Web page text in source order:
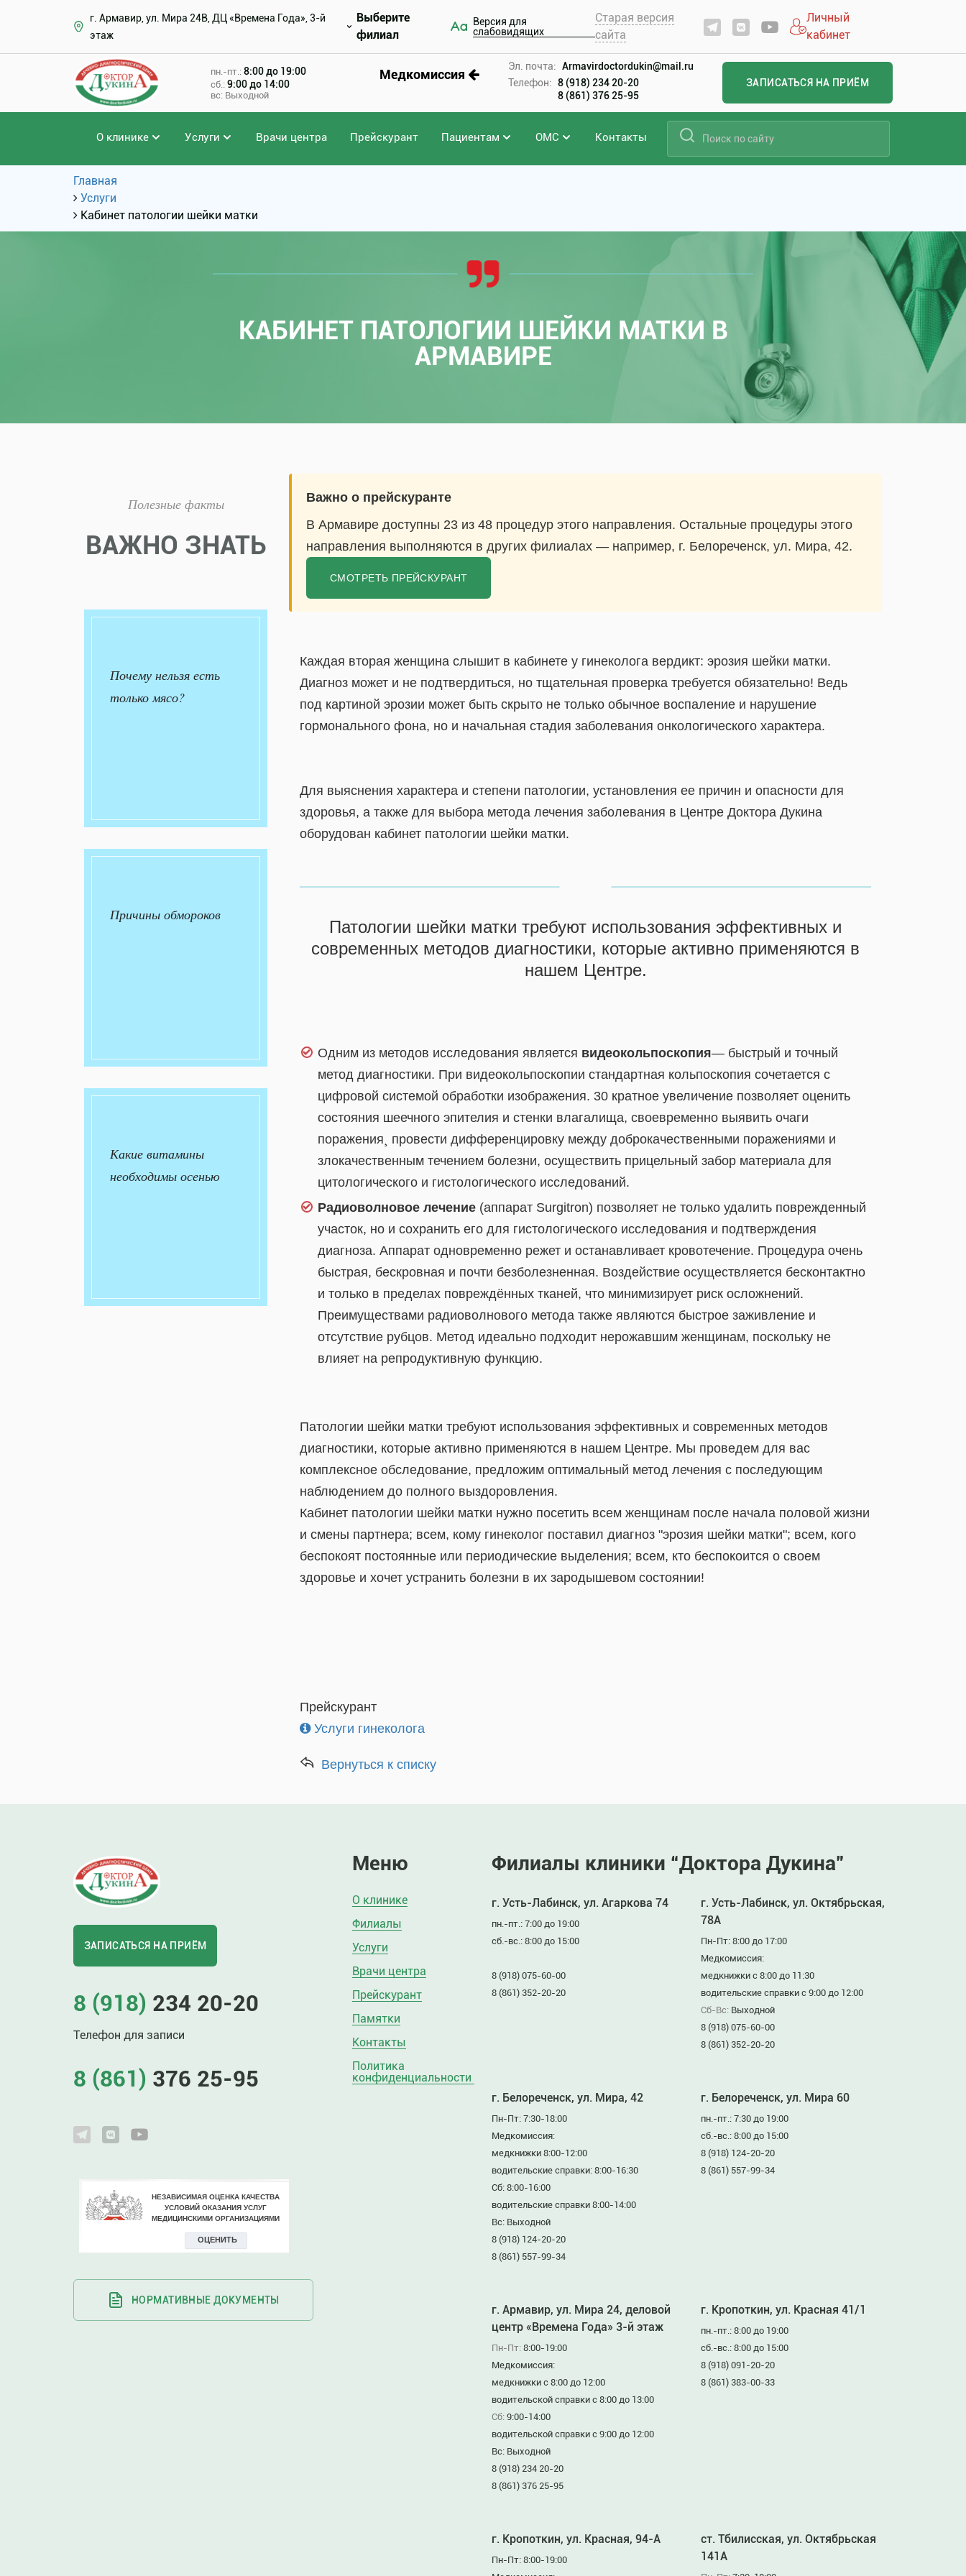
г. Армавир, ул. Мира 24В, ДЦ «Времена Года», 3-й
этаж
Выберите
филиал
Версия для
слабовидящих
Старая версия
сайта
Личный
кабинет
пн.-пт.:8:00 до 19:00
сб.:9:00 до 14:00
вс: Выходной
Медкомиссия
Эл. почта: Armavirdoctordukin@mail.ru
Телефон: 8 (918) 234 20-20
8 (861) 376 25-95
ЗАПИСАТЬСЯ НА ПРИЁМ
О клинике Услуги Врачи центра Прейскурант Пациентам ОМС Контакты
Главная
Услуги
Кабинет патологии шейки матки
КАБИНЕТ ПАТОЛОГИИ ШЕЙКИ МАТКИ В
АРМАВИРЕ
Важно о прейскуранте
В Армавире доступны 23 из 48 процедур этого направления. Остальные процедуры этого
направления выполняются в других филиалах — например, г. Белореченск, ул. Мира, 42.
СМОТРЕТЬ ПРЕЙСКУРАНТ
Каждая вторая женщина слышит в кабинете у гинеколога вердикт: эрозия шейки матки.
Диагноз может и не подтвердиться, но тщательная проверка требуется обязательно! Ведь
под картиной эрозии может быть скрыто не только обычное воспаление и нарушение
гормонального фона, но и начальная стадия заболевания онкологического характера.
Для выяснения характера и степени патологии, установления ее причин и опасности для
здоровья, а также для выбора метода лечения заболевания в Центре Доктора Дукина
оборудован кабинет патологии шейки матки.
Патологии шейки матки требуют использования эффективных и
современных методов диагностики, которые активно применяются в
нашем Центре.
Одним из методов исследования является видеокольпоскопия— быстрый и точный
метод диагностики. При видеокольпоскопии стандартная кольпоскопия сочетается с
цифровой системой обработки изображения. 30 кратное увеличение позволяет оценить
состояния шеечного эпителия и стенки влагалища, своевременно выявить очаги
поражения¸ провести дифференцировку между доброкачественными поражениями и
злокачественным течением болезни, осуществить прицельный забор материала для
цитологического и гистологического исследований.
Радиоволновое лечение (аппарат Surgitron) позволяет не только удалить поврежденный
участок, но и сохранить его для гистологического исследования и подтверждения
диагноза. Аппарат одновременно режет и останавливает кровотечение. Процедура очень
быстрая, бескровная и почти безболезненная. Воздействие осуществляется бесконтактно
и только в пределах повреждённых тканей, что минимизирует риск осложнений.
Преимуществами радиоволнового метода также являются быстрое заживление и
отсутствие рубцов. Метод идеально подходит нерожавшим женщинам, поскольку не
влияет на репродуктивную функцию.
Патологии шейки матки требуют использования эффективных и современных методов
диагностики, которые активно применяются в нашем Центре. Мы проведем для вас
комплексное обследование, предложим оптимальный метод лечения с последующим
наблюдением до полного выздоровления.
Кабинет патологии шейки матки нужно посетить всем женщинам после начала половой жизни
и смены партнера; всем, кому гинеколог поставил диагноз "эрозия шейки матки"; всем, кого
беспокоят постоянные или периодические выделения; всем, кто беспокоится о своем
здоровье и хочет устранить болезни в их зародышевом состоянии!
Прейскурант
Услуги гинеколога
Вернуться к списку
Полезные факты
ВАЖНО ЗНАТЬ
Почему нельзя есть
только мясо?
Причины обмороков
Какие витамины
необходимы осенью
ЗАПИСАТЬСЯ НА ПРИЁМ
8 (918) 234 20-20
Телефон для записи
8 (861) 376 25-95
НОРМАТИВНЫЕ ДОКУМЕНТЫ
Меню
О клинике
Филиалы
Услуги
Врачи центра
Прейскурант
Памятки
Контакты
Политика
конфиденциальности
Филиалы клиники “Доктора Дукина”
г. Усть-Лабинск, ул. Агаркова 74
пн.-пт.: 7:00 до 19:00
сб.-вс.: 8:00 до 15:00
8 (918) 075-60-00
8 (861) 352-20-20
г. Усть-Лабинск, ул. Октябрьская,
78А
Пн-Пт: 8:00 до 17:00
Медкомиссия:
медкнижки с 8:00 до 11:30
водительские справки с 9:00 до 12:00
Сб-Вс: Выходной
8 (918) 075-60-00
8 (861) 352-20-20
г. Белореченск, ул. Мира, 42
Пн-Пт: 7:30-18:00
Медкомиссия:
медкнижки 8:00-12:00
водительские справки: 8:00-16:30
Сб: 8:00-16:00
водительские справки 8:00-14:00
Вс: Выходной
8 (918) 124-20-20
8 (861) 557-99-34
г. Белореченск, ул. Мира 60
пн.-пт.: 7:30 до 19:00
сб.-вс.: 8:00 до 15:00
8 (918) 124-20-20
8 (861) 557-99-34
г. Армавир, ул. Мира 24, деловой
центр «Времена Года» 3-й этаж
Пн-Пт: 8:00-19:00
Медкомиссия:
медкнижки с 8:00 до 12:00
водительской справки с 8:00 до 13:00
Сб: 9:00-14:00
водительской справки с 9:00 до 12:00
Вс: Выходной
8 (918) 234 20-20
8 (861) 376 25-95
г. Кропоткин, ул. Красная 41/1
пн.-пт.: 8:00 до 19:00
сб.-вс.: 8:00 до 15:00
8 (918) 091-20-20
8 (861) 383-00-33
г. Кропоткин, ул. Красная, 94-А
Пн-Пт: 8:00-19:00
ст. Тбилисская, ул. Октябрьская
141А